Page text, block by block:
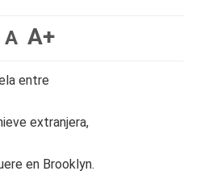
A A+
entre
extranjera,
en Brooklyn.